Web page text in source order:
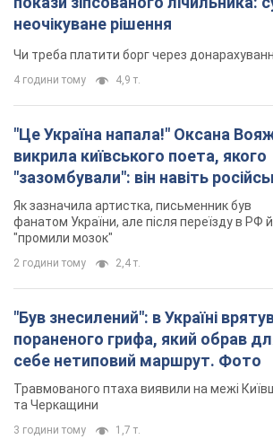
неочікуване рішення
Чи треба платити борг через
4 години тому 4,9 т.
"Це Україна напала!" Оксана
викрила київського поета, якого
"зазомбували": він навіть
не знав, а тепер хоче геноциду
українців
Як зазначила артистка, письменник був
фанатом України, але після переїзду в РФ
"промили мозок"
2 години тому 2,4 т.
"Був знесилений": в Україні
пораненого грифа, який обрав
себе нетиповий маршрут. Фото
Травмованого птаха виявили на межі
та Черкащини
3 години тому 1,7 т.